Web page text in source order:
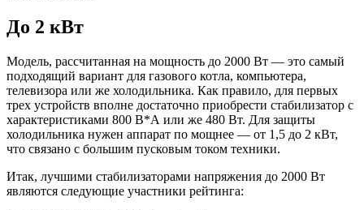
До 2 кВт
Модель, рассчитанная на мощность до 2000 Вт — это самый
подходящий вариант для газового котла, компьютера,
телевизора или же холодильника. Как правило, для первых
трех устройств вполне достаточно приобрести стабилизатор с
характеристиками 800 В*А или же 480 Вт. Для защиты
холодильника нужен аппарат по мощнее — от 1,5 до 2 кВт,
что связано с большим пусковым током техники.
Итак, лучшими стабилизаторами напряжения до 2000 Вт
являются следующие участники рейтинга: